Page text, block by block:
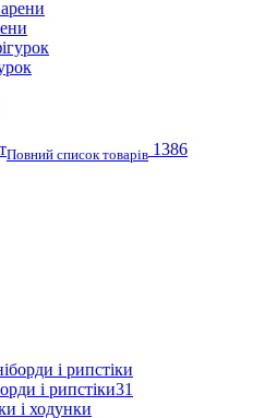
Повний список товарів 1386
і рипстіки31